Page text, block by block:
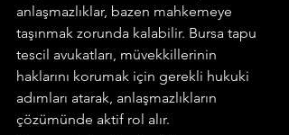
anlaşmazlıklar, bazen mahkemeye
taşınmak zorunda kalabilir. Bursa tapu
tescil avukatları, müvekkillerinin
haklarını korumak için gerekli hukuki
adımları atarak, anlaşmazlıkların
çözümünde aktif rol alır.